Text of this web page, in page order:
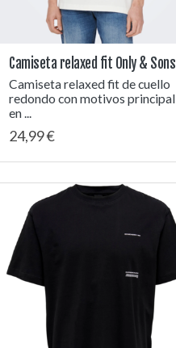
Camiseta relaxed fit Only & Sons
Camiseta relaxed fit de cuello
redondo con motivos principal
en ...
24,99 €